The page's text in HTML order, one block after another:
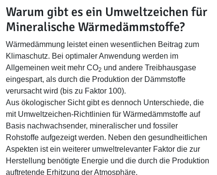
Warum gibt es ein Umweltzeichen für
Mineralische Wärmedämmstoffe?
Wärmedämmung leistet einen wesentlichen Beitrag zum
Klimaschutz. Bei optimaler Anwendung werden im
Allgemeinen weit mehr CO2 und andere Treibhausgase
eingespart, als durch die Produktion der Dämmstoffe
verursacht wird (bis zu Faktor 100).
Aus ökologischer Sicht gibt es dennoch Unterschiede, die
mit Umweltzeichen-Richtlinien für Wärmedämmstoffe auf
Basis nachwachsender, mineralischer und fossiler
Rohstoffe aufgezeigt werden. Neben den gesundheitlichen
Aspekten ist ein weiterer umweltrelevanter Faktor die zur
Herstellung benötigte Energie und die durch die Produktion
auftretende Erhitzung der Atmosphäre.